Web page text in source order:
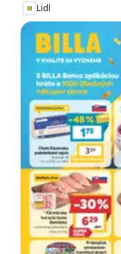
Lidl